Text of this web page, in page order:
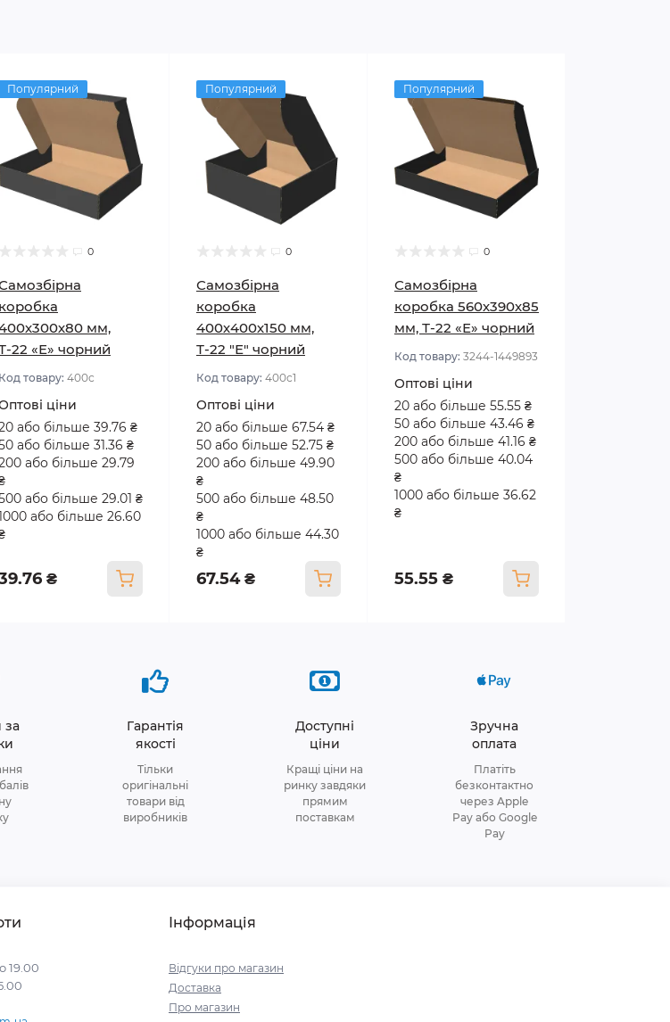
Популярний
0
коробка
мм,
22 «Е» чорний
Код товару: 400с
ціни
або більше 39.76 ₴
або більше 31.36 ₴
або більше 29.79
або більше 29.01 ₴
або більше 26.60
₴
Популярний
0
Самозбірна
коробка
400х400х150 мм,
Т-22 "Е" чорний
Код товару: 400с1
Оптові ціни
20 або більше 67.54 ₴
50 або більше 52.75 ₴
200 або більше 49.90
₴
500 або більше 48.50
₴
1000 або більше 44.30
₴
67.54 ₴
Популярний
0
Самозбірна
коробка 560х390х85
мм, Т-22 «Е» чорний
Код товару: 3244-1449893
Оптові ціни
20 або більше 55.55 ₴
50 або більше 43.46 ₴
200 або більше 41.16 ₴
500 або більше 40.04
₴
1000 або більше 36.62
₴
55.55 ₴
за
Гарантія
якості
Тільки
оригінальні
товари від
виробників
Доступні
ціни
Кращі ціни на
ринку завдяки
прямим
поставкам
Зручна
оплата
Платіть
безконтактно
через Apple
Pay або Google
Pay
19.00
Інформація
Відгуки про магазин
Доставка
Про магазин